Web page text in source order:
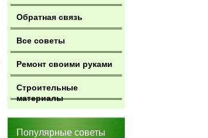
Обратная связь
Все советы
Ремонт своими руками
Строительные
материалы
Популярные советы